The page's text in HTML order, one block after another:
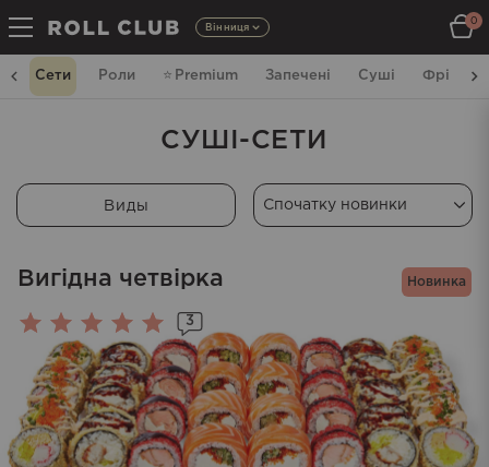
Вінниця
0
Сети Роли ⭐️ Premium Запечені Суші Фрі
СУШІ-СЕТИ
Виды
Новинка
Вигідна четвірка
Оцінено
в
5.00
з 5
3